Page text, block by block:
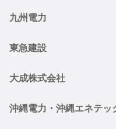
九州電力
東急建設
大成株式会社
沖縄電力・沖縄エネテッ